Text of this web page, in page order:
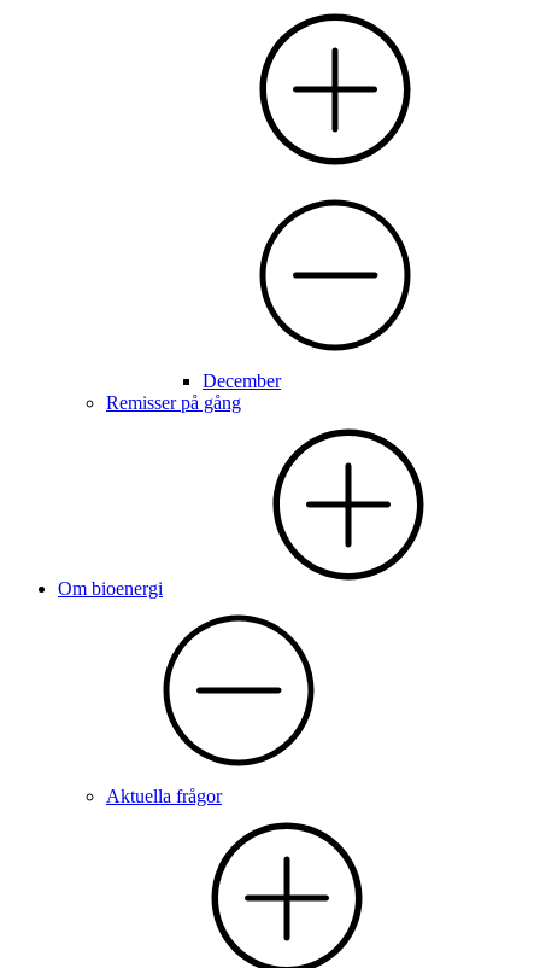
December
Remisser på gång
Om bioenergi
Aktuella frågor